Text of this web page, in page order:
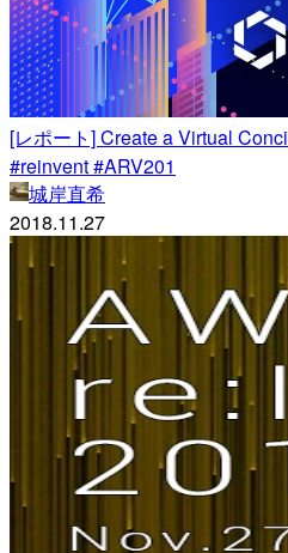
[レポート] Create a Virtual
#reinvent #ARV201
城岸直希
2018.11.27